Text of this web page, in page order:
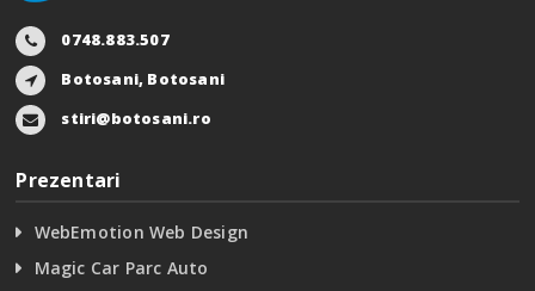
0748.883.507
Botosani, Botosani
stiri@botosani.ro
Prezentari
WebEmotion Web Design
Magic Car Parc Auto